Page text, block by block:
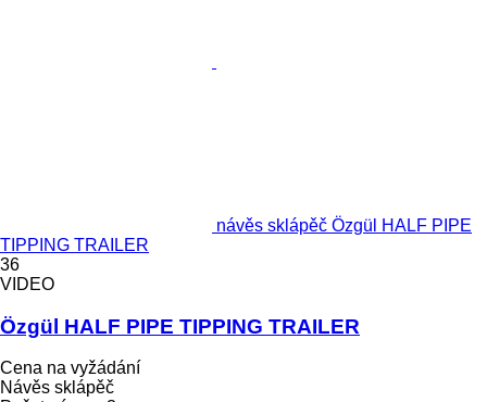
návěs sklápěč Özgül HALF PIPE
TIPPING TRAILER
36
VIDEO
Özgül HALF PIPE TIPPING TRAILER
Cena na vyžádání
Návěs sklápěč